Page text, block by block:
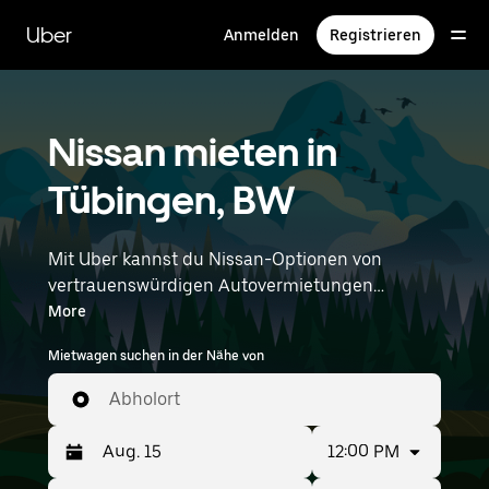
zum
Hauptinhalt
Uber Anmelden Registrieren
Nissan mieten in
Tübingen, BW
Mit Uber kannst du Nissan-Optionen von
vertrauenswürdigen Autovermietungen
durchstöbern. Finde den richtigen Leihwagen
von Nissan für Besorgungen, Roadtrips oder
tägliche Fahrten. Egal, ob du Preis, Größe oder
Stil priorisierst: Hier findest du Optionen, die
deinen Wünschen entsprechen. Gib deine Zeit-
und Standortangaben (z. B. Stuttgart Airport)
ein, um Nissan-Vermietungen in deiner Nähe
More
Mietwagen suchen in der Nähe von
Abholort
12:00 PM